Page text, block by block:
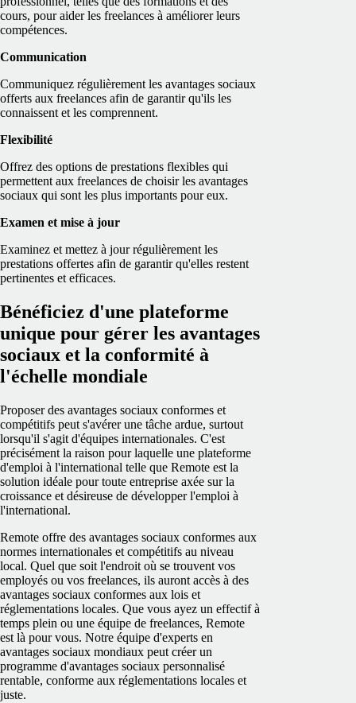
cours, pour aider les freelances à améliorer leurs
compétences.
Communication
Communiquez régulièrement les avantages sociaux
offerts aux freelances afin de garantir qu'ils les
connaissent et les comprennent.
Flexibilité
Offrez des options de prestations flexibles qui
permettent aux freelances de choisir les avantages
sociaux qui sont les plus importants pour eux.
Examen et mise à jour
Examinez et mettez à jour régulièrement les
prestations offertes afin de garantir qu'elles restent
pertinentes et efficaces.
Bénéficiez d'une plateforme
unique pour gérer les avantages
sociaux et la conformité à
l'échelle mondiale
Proposer des avantages sociaux conformes et
compétitifs peut s'avérer une tâche ardue, surtout
lorsqu'il s'agit d'équipes internationales. C'est
précisément la raison pour laquelle une plateforme
d'emploi à l'international telle que Remote est la
solution idéale pour toute entreprise axée sur la
croissance et désireuse de développer l'emploi à
l'international.
Remote offre des avantages sociaux conformes aux
normes internationales et compétitifs au niveau
local. Quel que soit l'endroit où se trouvent vos
employés ou vos freelances, ils auront accès à des
avantages sociaux conformes aux lois et
réglementations locales. Que vous ayez un effectif à
temps plein ou une équipe de freelances, Remote
est là pour vous. Notre équipe d'experts en
avantages sociaux mondiaux peut créer un
programme d'avantages sociaux personnalisé
rentable, conforme aux réglementations locales et
juste.